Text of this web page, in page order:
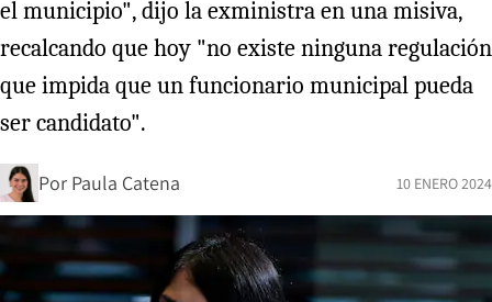
el municipio", dijo la exministra en una misiva,
recalcando que hoy "no existe ninguna regulación
que impida que un funcionario municipal pueda
ser candidato".
Por Paula Catena 10 ENERO 2024